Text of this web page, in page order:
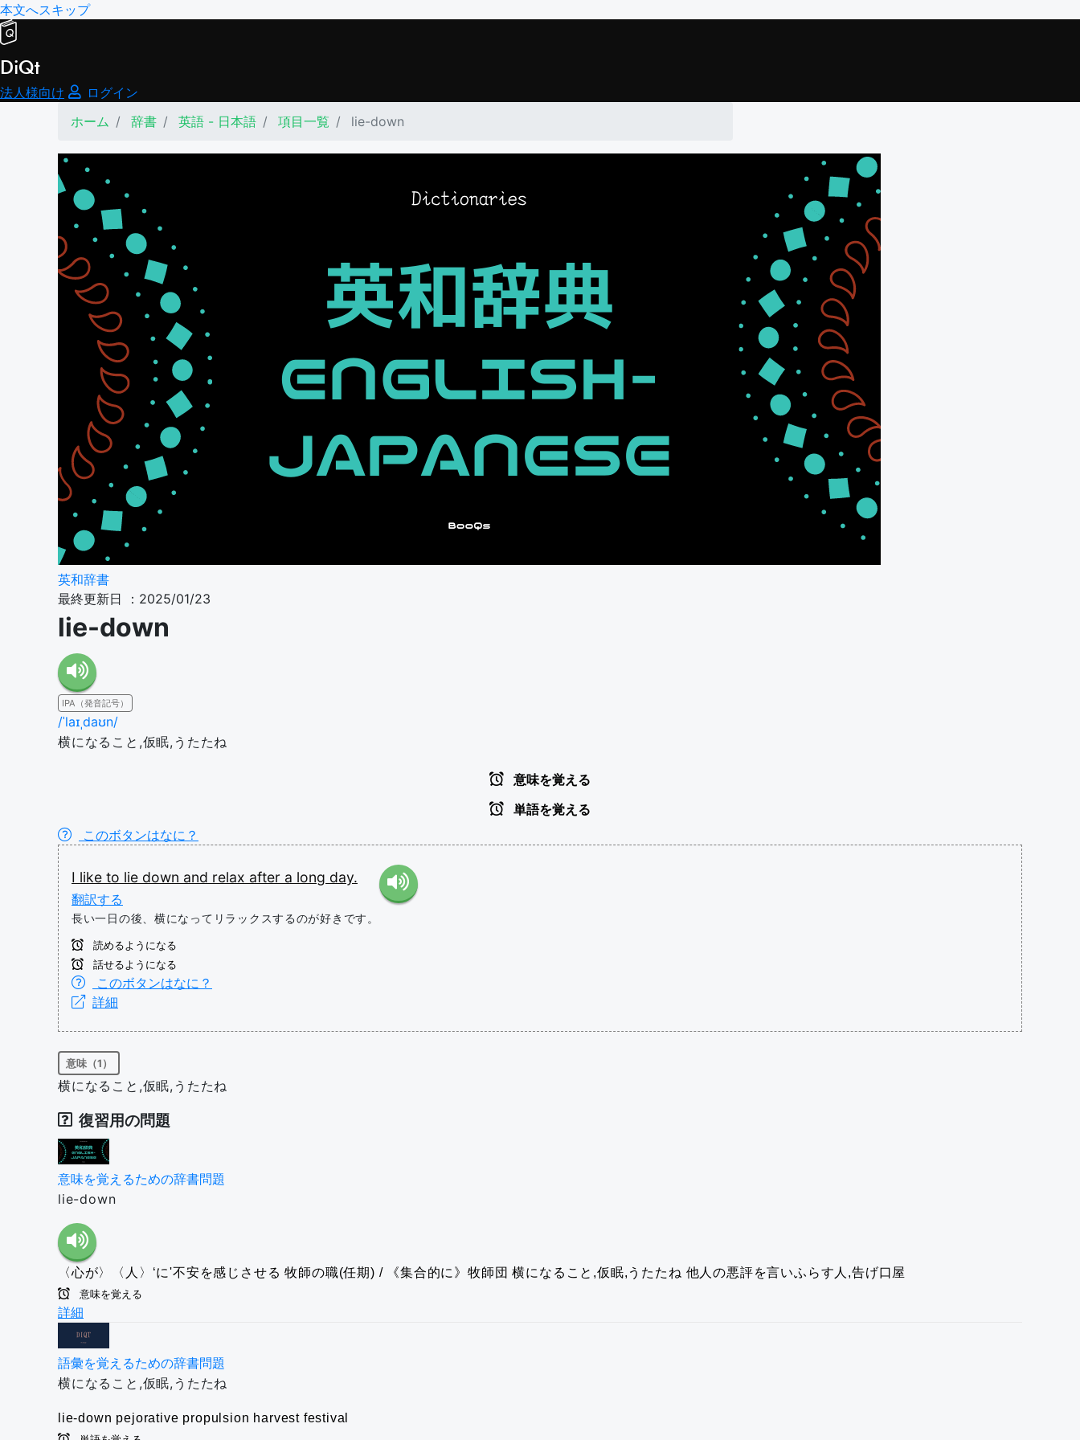
本文へスキップ
DiQt
法人様向け
ログイン
ホーム
辞書 英語 - 日本語 項目一覧 lie-down
英和辞書
最終更新日 ：2025/01/23
lie-down
IPA（発音記号）
/ˈlaɪˌdaʊn/
横になること,仮眠,うたたね
意味を覚える
単語を覚える
このボタンはなに？
I like to lie down and relax after a long day.
翻訳する
長い一日の後、横になってリラックスするのが好きです。
読めるようになる
話せるようになる
このボタンはなに？
詳細
意味（1）
横になること,仮眠,うたたね
復習用の問題
意味を覚えるための辞書問題
lie-down
〈心が〉〈人〉‘に'不安を感じさせる 牧師の職(任期) / 《集合的に》牧師団 横になること,仮眠,うたたね 他人の悪評を言いふらす人,告げ口屋
意味を覚える
詳細
語彙を覚えるための辞書問題
横になること,仮眠,うたたね
lie-down pejorative propulsion harvest festival